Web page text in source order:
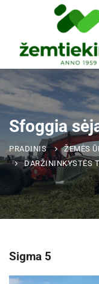
Sfoggia
PRADINIS
ŽEMĖS
DARŽININKYSTĖS
Sigma 5